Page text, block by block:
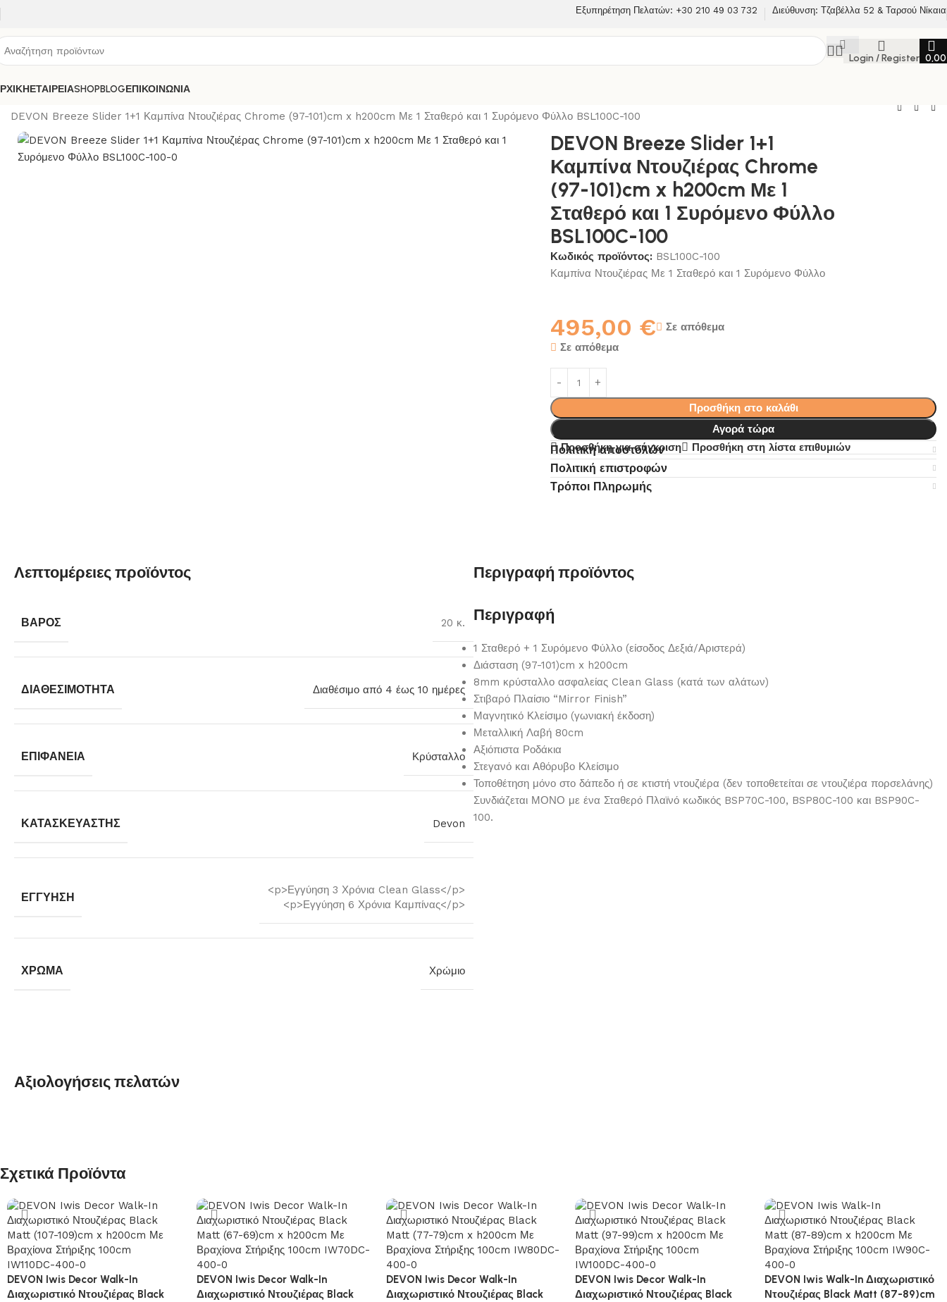
Εξυπηρέτηση Πελατών: +30 210 49 03 732 Διεύθυνση: Τζαβέλλα 52 & Ταρσού Νίκαια
Login / Register
ΕΤΑΙΡΕΙΑSHOPBLOGΕΠΙΚΟΙΝΩΝΙΑ
DEVON Breeze Slider 1+1 Καμπίνα Ντουζιέρας Chrome (97-101)cm x h200cm Με 1 Σταθερό και 1 Συρόμενο Φύλλο BSL100C-100
DEVON Breeze Slider 1+1
Καμπίνα Ντουζιέρας Chrome
(97-101)cm x h200cm Με 1
Σταθερό και 1 Συρόμενο Φύλλο
BSL100C-100
Κωδικός προϊόντος: BSL100C-100
Καμπίνα Ντουζιέρας Με 1 Σταθερό και 1 Συρόμενο Φύλλο
495,00 €
Σε απόθεμα
Σε απόθεμα
Προσθήκη στο καλάθι
Αγορά τώρα
Προσθήκη για σύγκριση
Προσθήκη στη λίστα επιθυμιών
Πολιτική αποστολών
Πολιτική επιστροφών
Τρόποι Πληρωμής
Λεπτομέρειες προϊόντος
ΒΆΡΟΣ 20 κ.
ΔΙΑΘΕΣΙΜΌΤΗΤΑ Διαθέσιμο από 4 έως 10 ημέρες
ΕΠΙΦΆΝΕΙΑ Κρύσταλλο
ΚΑΤΑΣΚΕΥΑΣΤΉΣ Devon
ΕΓΓΎΗΣΗ
<p>Εγγύηση 3 Χρόνια Clean Glass</p>
<p>Εγγύηση 6 Χρόνια Καμπίνας</p>
ΧΡΏΜΑ Χρώμιο
Περιγραφή προϊόντος
Περιγραφή
1 Σταθερό + 1 Συρόμενο Φύλλο (είσοδος Δεξιά/Αριστερά)
Διάσταση (97-101)cm x h200cm
8mm κρύσταλλο ασφαλείας Clean Glass (κατά των αλάτων)
Στιβαρό Πλαίσιο “Mirror Finish”
Μαγνητικό Κλείσιμο (γωνιακή έκδοση)
Μεταλλική Λαβή 80cm
Αξιόπιστα Ροδάκια
Στεγανό και Αθόρυβο Κλείσιμο
Τοποθέτηση μόνο στο δάπεδο ή σε κτιστή ντουζιέρα (δεν τοποθετείται σε ντουζιέρα πορσελάνης)
Συνδιάζεται ΜΟΝΟ με ένα Σταθερό Πλαϊνό κωδικός BSP70C-100, BSP80C-100 και BSP90C-
100.
Αξιολογήσεις πελατών
Σχετικά Προϊόντα
DEVON Iwis Decor Walk-In
Διαχωριστικό Ντουζιέρας Black
DEVON Iwis Decor Walk-In
Διαχωριστικό Ντουζιέρας Black
DEVON Iwis Decor Walk-In
Διαχωριστικό Ντουζιέρας Black
DEVON Iwis Decor Walk-In
Διαχωριστικό Ντουζιέρας Black
DEVON Iwis Walk-In Διαχωριστικό
Ντουζιέρας Black Matt (87-89)cm